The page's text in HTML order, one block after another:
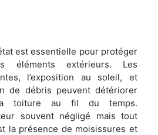
est essentielle pour protéger
éléments extérieurs. Les
l’exposition au soleil, et
de débris peuvent détériorer
la toiture au fil du temps.
souvent négligé mais tout
la présence de moisissures et